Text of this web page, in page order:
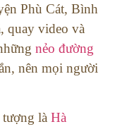
Phù Cát, Bình
quay video và
nẻo đường
nên mọi người
là Hà